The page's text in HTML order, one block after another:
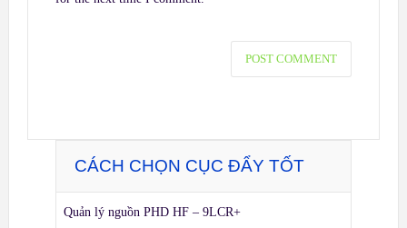
CÁCH CHỌN CỤC ĐẨY TỐT
Quản lý nguồn PHD HF – 9LCR+